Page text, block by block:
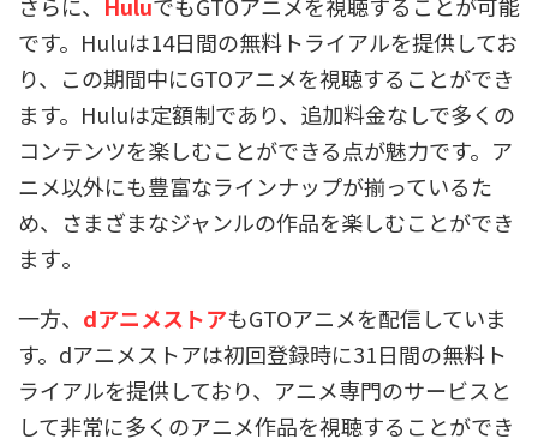
です。Huluは14日間の無料トライアルを提供してお
り、この期間中にGTOアニメを視聴することができ
ます。Huluは定額制であり、追加料金なしで多くの
コンテンツを楽しむことができる点が魅力です。ア
ニメ以外にも豊富なラインナップが揃っているた
め、さまざまなジャンルの作品を楽しむことができ
ます​。
一方、 dアニメストアもGTOアニメを配信していま
す。dアニメストアは初回登録時に31日間の無料ト
ライアルを提供しており、アニメ専門のサービスと
して非常に多くのアニメ作品を視聴することができ